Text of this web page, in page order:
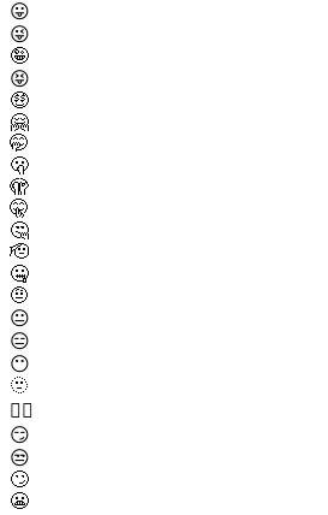
😛
😜
🤪
😝
🤑
🤗
🤭
🫢
🫣
🤫
🤔
🫡
🤐
🤨
😐
😑
😶
🫥
😶‍🌫️
😏
😒
🙄
😬